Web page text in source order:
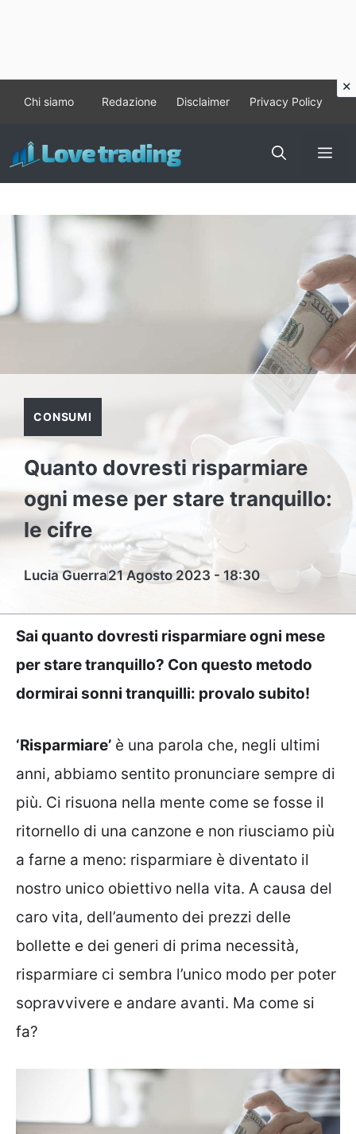
contenuto
Chi siamo Redazione Disclaimer Privacy Policy
CONSUMI
Quanto dovresti risparmiare
ogni mese per stare tranquillo:
le cifre
Lucia Guerra21 Agosto 2023 - 18:30
Sai quanto dovresti risparmiare ogni mese
per stare tranquillo? Con questo metodo
dormirai sonni tranquilli: provalo subito!
‘Risparmiare’ è una parola che, negli ultimi
anni, abbiamo sentito pronunciare sempre di
più. Ci risuona nella mente come se fosse il
ritornello di una canzone e non riusciamo più
a farne a meno: risparmiare è diventato il
nostro unico obiettivo nella vita. A causa del
caro vita, dell’aumento dei prezzi delle
bollette e dei generi di prima necessità,
risparmiare ci sembra l’unico modo per poter
sopravvivere e andare avanti. Ma come si
fa?